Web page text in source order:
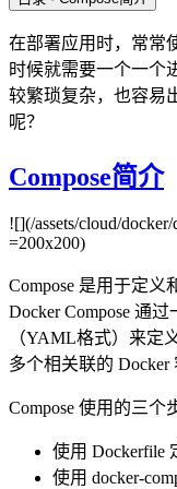
在部署应用时，常常
时候就需要一个一个
较繁琐复杂，也容易
呢？
Compose简介
![](/assets/cloud/
=200x200)
Compose 是用于定义
Docker Compose 通
（YAML格式）来定
多个相关联的 Docker
Compose 使用的三个
使用 Dockerfile
使用 docker-